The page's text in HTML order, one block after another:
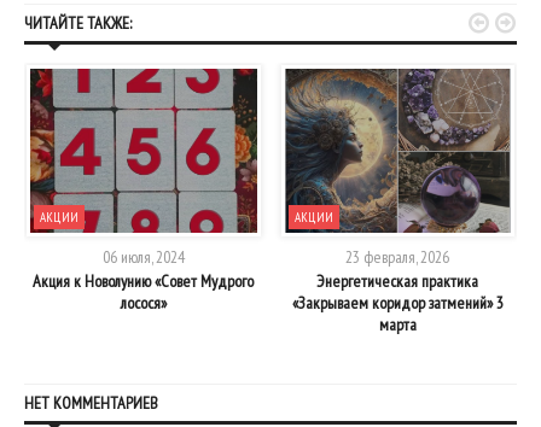
ЧИТАЙТЕ ТАКЖЕ:
АКЦИИ
06 июля, 2024
Акция к Новолунию «Совет Мудрого
лосося»
АКЦИИ
23 февраля, 2026
Энергетическая практика
«Закрываем коридор затмений» 3
марта
 
НЕТ КОММЕНТАРИЕВ